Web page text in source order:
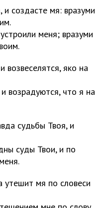
и создасте мя: вразуми
меня; вразуми
возвеселятся, яко на
возрадуются, что я на
судьбы Твоя, и
суды Твои, и по
утешит мя по словеси